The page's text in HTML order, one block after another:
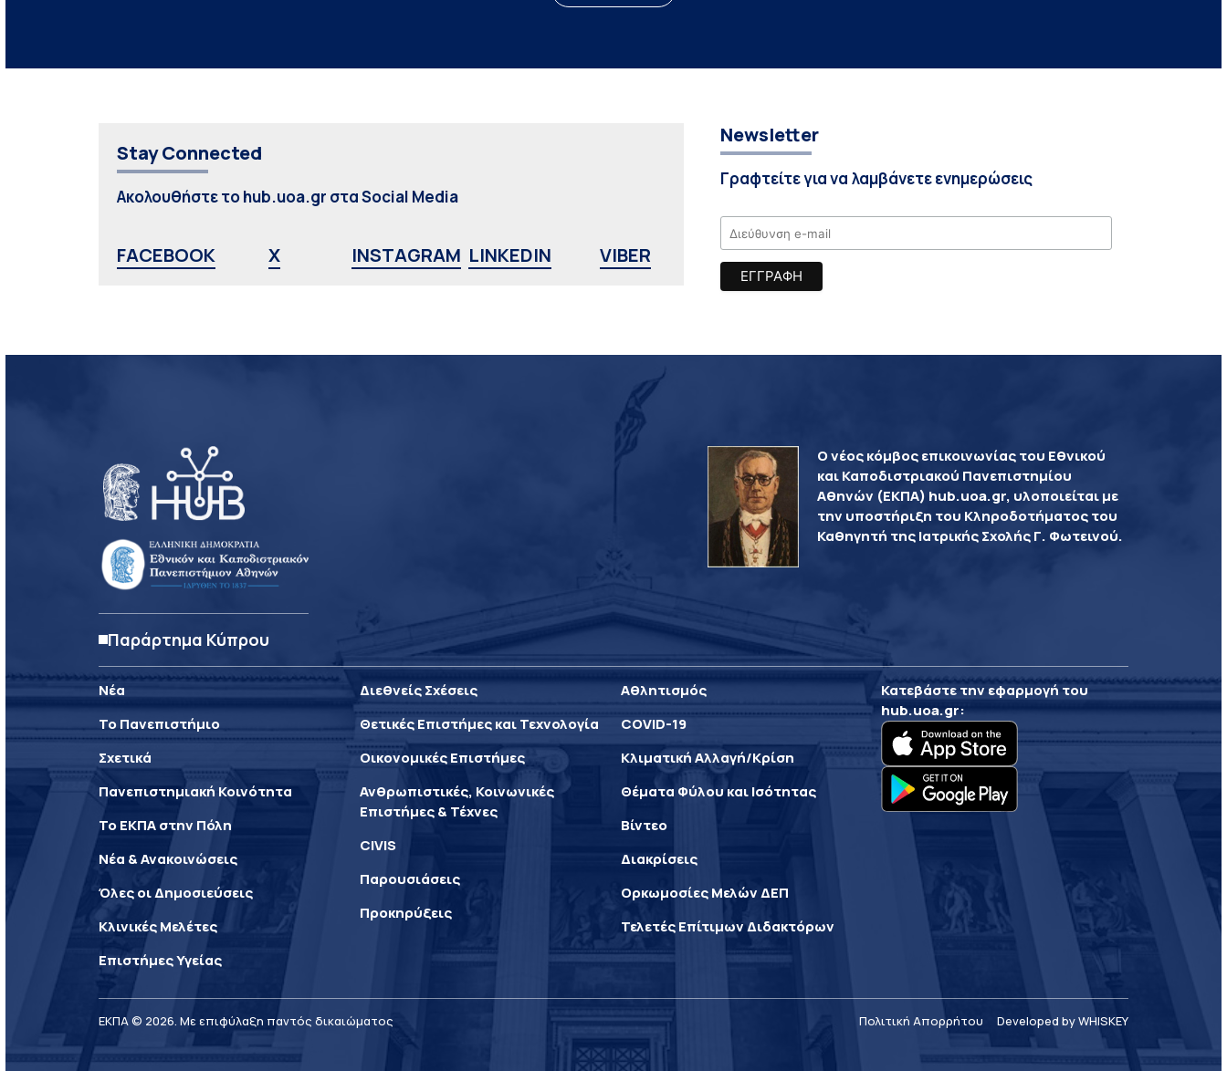
Stay Connected
Ακολουθήστε το hub.uoa.gr στα Social Media
FACEBOOK X INSTAGRAM LINKEDIN VIBER
Newsletter
Γραφτείτε για να λαμβάνετε ενημερώσεις
Παράρτημα Κύπρου
Ο νέος κόμβος επικοινωνίας του Εθνικού
και Καποδιστριακού Πανεπιστημίου
Αθηνών (ΕΚΠΑ) hub.uoa.gr, υλοποιείται με
την υποστήριξη του Κληροδοτήματος του
Καθηγητή της Ιατρικής Σχολής Γ. Φωτεινού.
Νέα
Το Πανεπιστήμιο
Σχετικά
Πανεπιστημιακή Κοινότητα
Το ΕΚΠΑ στην Πόλη
Νέα & Ανακοινώσεις
Όλες οι Δημοσιεύσεις
Κλινικές Μελέτες
Επιστήμες Υγείας
Διεθνείς Σχέσεις
Θετικές Επιστήμες και Τεχνολογία
Οικονομικές Επιστήμες
Ανθρωπιστικές, Κοινωνικές
Επιστήμες & Τέχνες
CIVIS
Παρουσιάσεις
Προκηρύξεις
Αθλητισμός
COVID-19
Κλιματική Αλλαγή/Κρίση
Θέματα Φύλου και Ισότητας
Βίντεο
Διακρίσεις
Ορκωμοσίες Μελών ΔΕΠ
Τελετές Επίτιμων Διδακτόρων
Κατεβάστε την εφαρμογή του
hub.uoa.gr:
ΕΚΠΑ © 2026. Με επιφύλαξη παντός δικαιώματος Πολιτική Απορρήτου Developed by WHISKEY